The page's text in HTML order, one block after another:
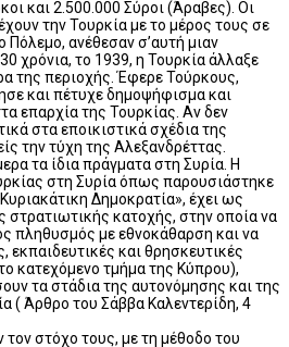
και 2.500.000 Σύροι (Άραβες). Οι
την Τουρκία με το μέρος τους σε
Πόλεμο, ανέθεσαν σ’αυτή μιαν
χρόνια, το 1939, η Τουρκία άλλαξε
της περιοχής. Έφερε Τούρκους,
και πέτυχε δημοψήφισμα και
επαρχία της Τουρκίας. Αν δεν
στα εποικιστικά σχέδια της
την τύχη της Αλεξανδρέττας.
τα ίδια πράγματα στη Συρία. Η
στη Συρία όπως παρουσιάστηκε
Δημοκρατία», έχει ως
στρατιωτικής κατοχής, στην οποία να
πληθυσμός με εθνοκάθαρση και να
εκπαιδευτικές και θρησκευτικές
κατεχόμενο τμήμα της Κύπρου),
τα στάδια της αυτονόμησης και της
( Άρθρο του Σάββα Καλεντερίδη, 4
τον στόχο τους, με τη μέθοδο του